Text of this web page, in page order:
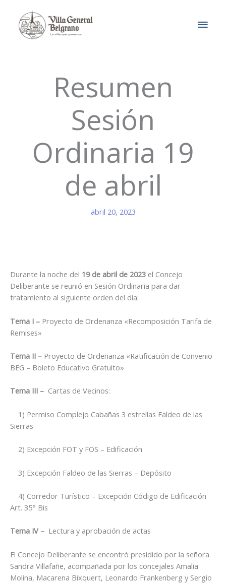
contenido
Resumen
Sesión
Ordinaria 19
de abril
abril 20, 2023
Durante la noche del 19 de abril de 2023 el Concejo
Deliberante se reunió en Sesión Ordinaria para dar
tratamiento al siguiente orden del día:
Tema I – Proyecto de Ordenanza «Recomposición Tarifa de
Remises»
Tema II – Proyecto de Ordenanza «Ratificación de Convenio
BEG – Boleto Educativo Gratuito»
Tema III – Cartas de Vecinos:
1) Permiso Complejo Cabañas 3 estrellas Faldeo de las
Sierras
2) Excepción FOT y FOS – Edificación
3) Excepción Faldeo de las Sierras – Depósito
4) Corredor Turístico – Excepción Código de Edificación
Art. 35° Bis
Tema IV – Lectura y aprobación de actas
El Concejo Deliberante se encontró presidido por la señora
Sandra Villafañe, acompañada por los concejales Amalia
Molina, Macarena Bixquert, Leonardo Frankenberg y Sergio